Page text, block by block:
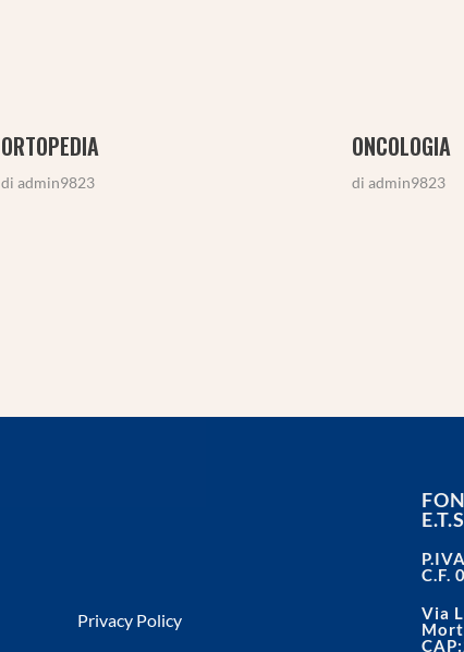
ORTOPEDIA
di admin9823
ONCOLOGIA
di admin9823
Privacy Policy
C.F.
Via